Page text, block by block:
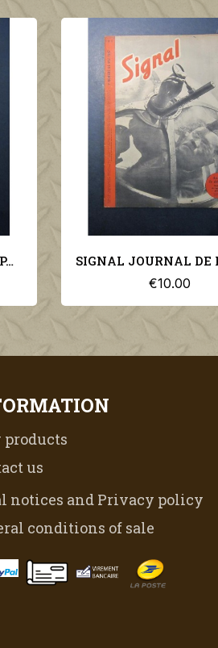
SIGNAL JOURNAL DE PROPAGANDE ALLEMANDE 1er NUMERO D'AVRIL 1942 N°7
€10.00
products
us
notices and Privacy policy
conditions of sale